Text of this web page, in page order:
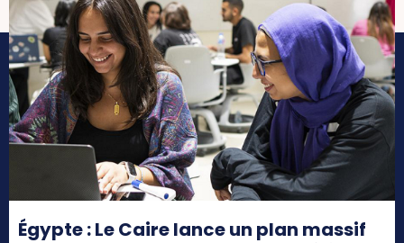
Égypte : Le Caire lance un plan massif